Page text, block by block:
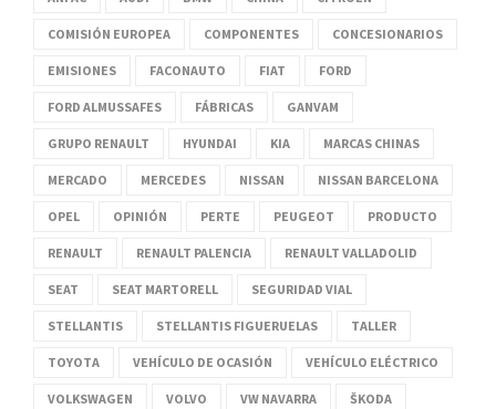
COMISIÓN EUROPEA COMPONENTES CONCESIONARIOS
EMISIONES FACONAUTO FIAT FORD
FORD ALMUSSAFES FÁBRICAS GANVAM
GRUPO RENAULT HYUNDAI KIA MARCAS CHINAS
MERCADO MERCEDES NISSAN NISSAN BARCELONA
OPEL OPINIÓN PERTE PEUGEOT PRODUCTO
RENAULT RENAULT PALENCIA RENAULT VALLADOLID
SEAT SEAT MARTORELL SEGURIDAD VIAL
STELLANTIS STELLANTIS FIGUERUELAS TALLER
TOYOTA VEHÍCULO DE OCASIÓN VEHÍCULO ELÉCTRICO
VOLKSWAGEN VOLVO VW NAVARRA ŠKODA